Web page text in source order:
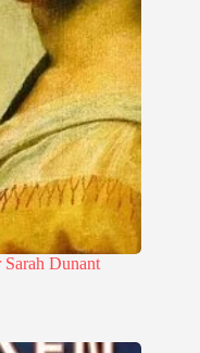
Sarah Dunant